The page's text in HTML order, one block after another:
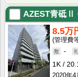
AZEST青砥Ⅱ
8.5万
-
1K
2020年4